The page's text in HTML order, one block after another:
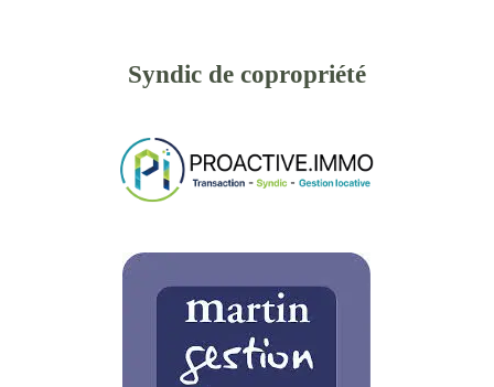
Syndic de copropriété